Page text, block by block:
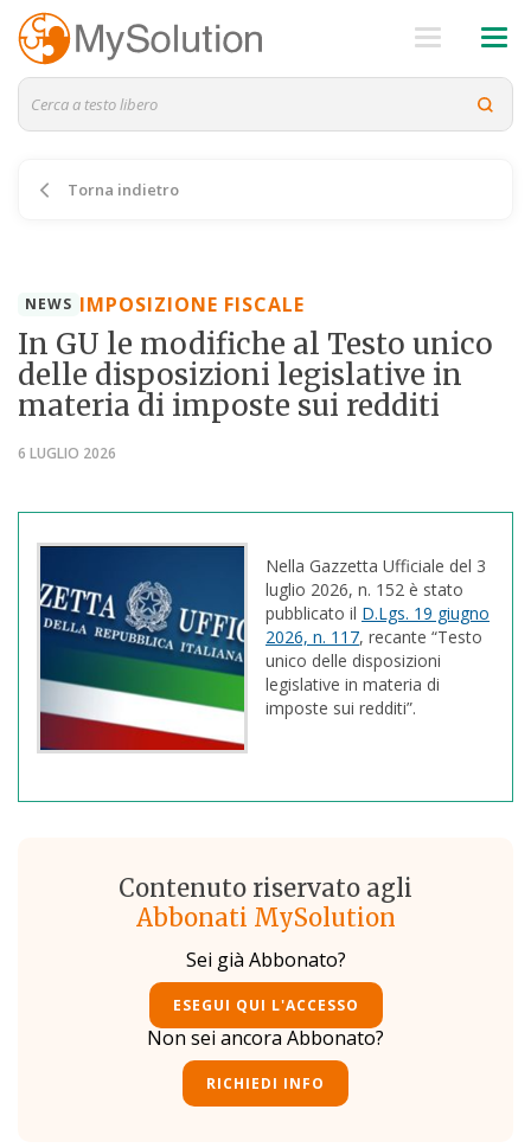
Torna indietro
NEWS IMPOSIZIONE FISCALE
In GU le modifiche al Testo unico
delle disposizioni legislative in
materia di imposte sui redditi
6 LUGLIO 2026
Nella Gazzetta Ufficiale del 3
luglio 2026, n. 152 è stato
pubblicato il D.Lgs. 19 giugno
2026, n. 117, recante “Testo
unico delle disposizioni
legislative in materia di
imposte sui redditi”.
Contenuto riservato agli
Abbonati MySolution
Sei già Abbonato?
ESEGUI QUI L'ACCESSO
Non sei ancora Abbonato?
RICHIEDI INFO